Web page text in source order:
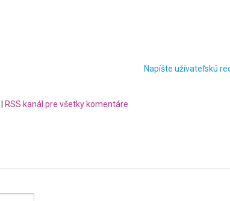
Napíšte užívateľskú
RSS kanál pre všetky komentáre